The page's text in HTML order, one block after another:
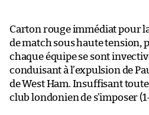
Carton rouge immédiat pour
de match sous haute tension,
chaque équipe se sont
conduisant à l’expulsion de
de West Ham. Insuffisant
club londonien de s’imposer